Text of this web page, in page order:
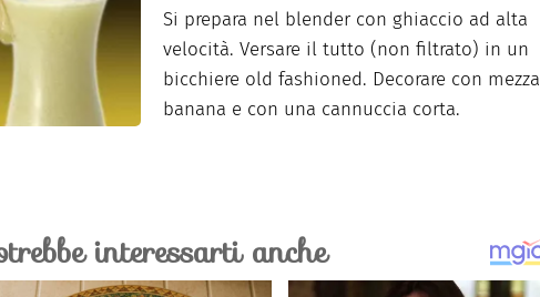
Si prepara nel blender con ghiaccio ad alta
velocità. Versare il tutto (non filtrato) in un
bicchiere old fashioned. Decorare con mezza
banana e con una cannuccia corta.